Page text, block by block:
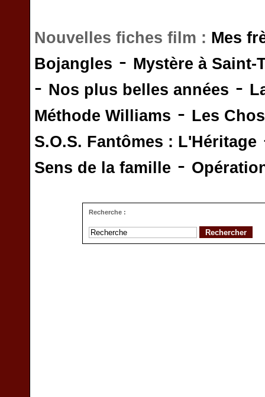
Nouvelles fiches film : Mes
Bojangles - Mystère à Saint-
- Nos plus belles années -
Méthode Williams - Les
S.O.S. Fantômes : L'Héritage
Sens de la famille -
Recherche :